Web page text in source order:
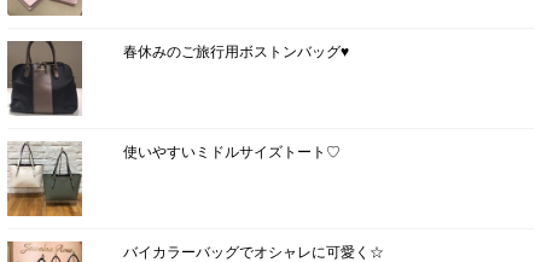
春休みのご旅行用ボストンバッグ♥
使いやすいミドルサイズトート♡
バイカラーバッグでオシャレに可愛く☆